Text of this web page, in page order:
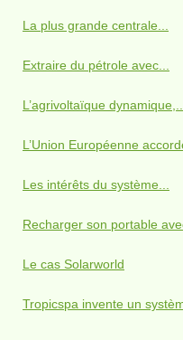
La plus grande centrale...
Extraire du pétrole avec...
L’agrivoltaïque dynamique,...
L’Union Européenne
Les intérêts du système...
Recharger son portable
Le cas Solarworld
Tropicspa invente un